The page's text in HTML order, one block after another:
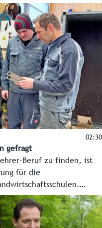
02:30
gefragt
Beruf zu finden, ist
für die
sind dort deshalb immer
aus der
sind, haben